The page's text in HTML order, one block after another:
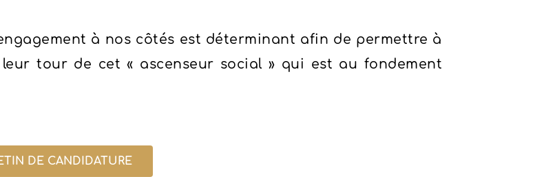
à nos côtés est déterminant afin de permettre à
tour de cet « ascenseur social » qui est au fondement
DE CANDIDATURE